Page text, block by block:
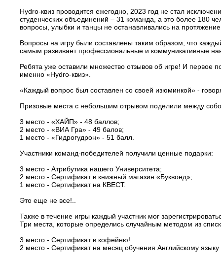
Hydro-квиз проводится ежегодно, 2023 год не стал
студенческих объединений – 31 команда, а это более 180
вопросы, улыбки и танцы не останавливались на
Вопросы на игру были составлены таким образом, что
самым развивает профессиональные и коммуникативные
Ребята уже оставили множество отзывов об игре! И первое
именно «Hydro-квиз».
«Каждый вопрос был составлен со своей изюминкой» -
Призовые места с небольшим отрывом поделили между
3 место - «ХАЙП» - 48 баллов;
2 место - «ВИА Гра» - 49 балов;
1 место - «Гидрогудрон» - 51 балл.
Участники команд-победителей получили ценные подарки:
3 место - Атрибутика нашего Университета;
2 место - Сертификат в книжный магазин «Буквоед»;
1 место - Сертификат на КВЕСТ.
Это еще не все!..
Также в течение игры каждый участник мог
Три места, которые определись случайным методом из
3 место - Сертификат в кофейню!
2 место - Сертификат на месяц обучения Английскому